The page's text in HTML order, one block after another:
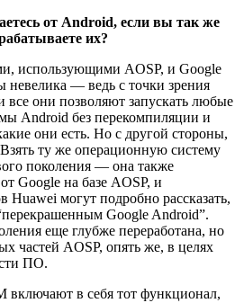
от Android, если вы так же
их?
использующими AOSP, и Google
невелика — ведь с точки зрения
все они позволяют запускать любые
Android без перекомпиляции и
они есть. Но с другой стороны,
ту же операционную систему
поколения — она также
Google на базе AOSP, и
Huawei могут подробно рассказать,
Google Android”.
еще глубже переработана, но
частей AOSP, опять же, в целях
ПО.
в себя тот функционал,